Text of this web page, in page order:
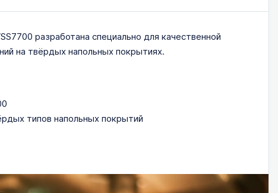
разработана специально для качественной
на твёрдых напольных покрытиях.
типов напольных покрытий